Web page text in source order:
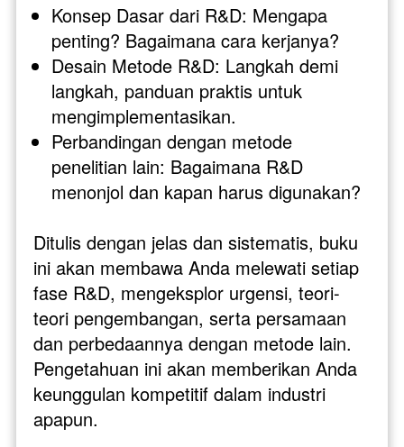
Konsep Dasar dari R&D: Mengapa
penting? Bagaimana cara kerjanya?
Desain Metode R&D: Langkah demi
langkah, panduan praktis untuk
mengimplementasikan.
Perbandingan dengan metode
penelitian lain: Bagaimana R&D
menonjol dan kapan harus digunakan?
Ditulis dengan jelas dan sistematis, buku
ini akan membawa Anda melewati setiap
fase R&D, mengeksplor urgensi, teori-
teori pengembangan, serta persamaan
dan perbedaannya dengan metode lain.
Pengetahuan ini akan memberikan Anda
keunggulan kompetitif dalam industri
apapun.